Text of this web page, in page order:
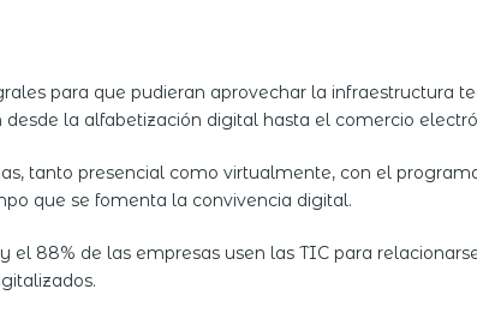
para que pudieran aprovechar la infraestructura
la alfabetización digital hasta el comercio
tanto presencial como virtualmente, con el
que se fomenta la convivencia digital.
88% de las empresas usen las TIC para